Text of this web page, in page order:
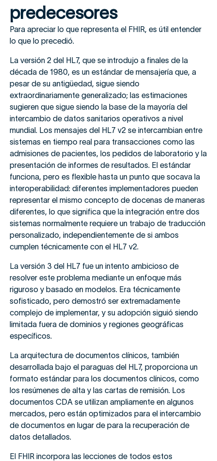
predecesores
Para apreciar lo que representa el FHIR, es útil entender
lo que lo precedió.
La versión 2 del HL7, que se introdujo a finales de la
década de 1980, es un estándar de mensajería que, a
pesar de su antigüedad, sigue siendo
extraordinariamente generalizado; las estimaciones
sugieren que sigue siendo la base de la mayoría del
intercambio de datos sanitarios operativos a nivel
mundial. Los mensajes del HL7 v2 se intercambian entre
sistemas en tiempo real para transacciones como las
admisiones de pacientes, los pedidos de laboratorio y la
presentación de informes de resultados. El estándar
funciona, pero es flexible hasta un punto que socava la
interoperabilidad: diferentes implementadores pueden
representar el mismo concepto de docenas de maneras
diferentes, lo que significa que la integración entre dos
sistemas normalmente requiere un trabajo de traducción
personalizado, independientemente de si ambos
cumplen técnicamente con el HL7 v2.
La versión 3 del HL7 fue un intento ambicioso de
resolver este problema mediante un enfoque más
riguroso y basado en modelos. Era técnicamente
sofisticado, pero demostró ser extremadamente
complejo de implementar, y su adopción siguió siendo
limitada fuera de dominios y regiones geográficas
específicos.
La arquitectura de documentos clínicos, también
desarrollada bajo el paraguas del HL7, proporciona un
formato estándar para los documentos clínicos, como
los resúmenes de alta y las cartas de remisión. Los
documentos CDA se utilizan ampliamente en algunos
mercados, pero están optimizados para el intercambio
de documentos en lugar de para la recuperación de
datos detallados.
El FHIR incorpora las lecciones de todos estos